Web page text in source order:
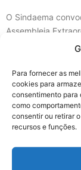
Para fornecer as
cookies para
consentimento para
como
consentir ou retirar
recursos e funções.
O Sindaema
Assembleia
nesta segunda-
fevereiro, como o
virtual será
*Confira os
1 –
durante ano
Trabalho e
2 –